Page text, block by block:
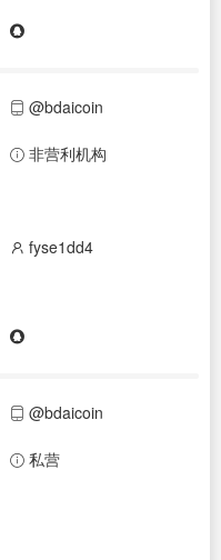
@bdaicoin
非营利机构
fyse1dd4
@bdaicoin
私营